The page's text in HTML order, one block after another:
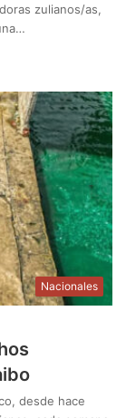
zulianos/as,
Nacionales
desde hace